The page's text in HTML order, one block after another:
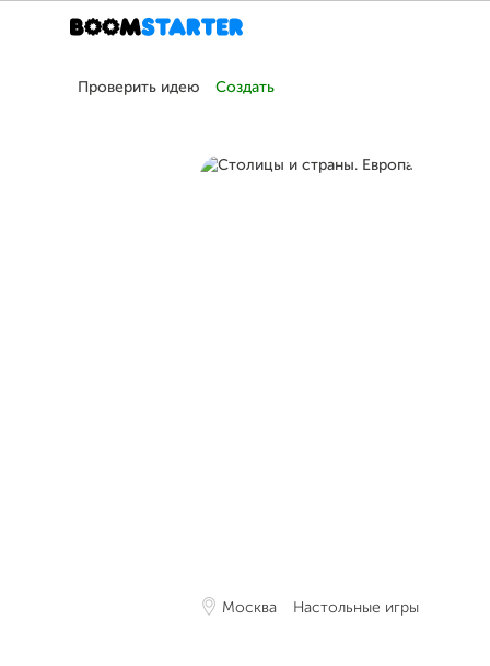
Проверить идею Создать
Москва Настольные игры